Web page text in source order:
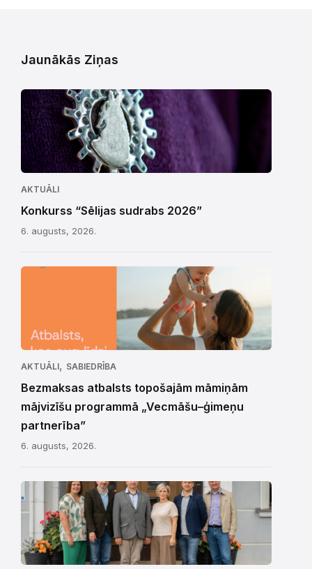
Jaunākās Ziņas
AKTUĀLI
Konkurss “Sēlijas sudrabs 2026”
6. augusts, 2026.
AKTUĀLI, SABIEDRĪBA
Bezmaksas atbalsts topošajām māmiņām
mājvizīšu programmā „Vecmāšu–ģimeņu
partnerība”
6. augusts, 2026.